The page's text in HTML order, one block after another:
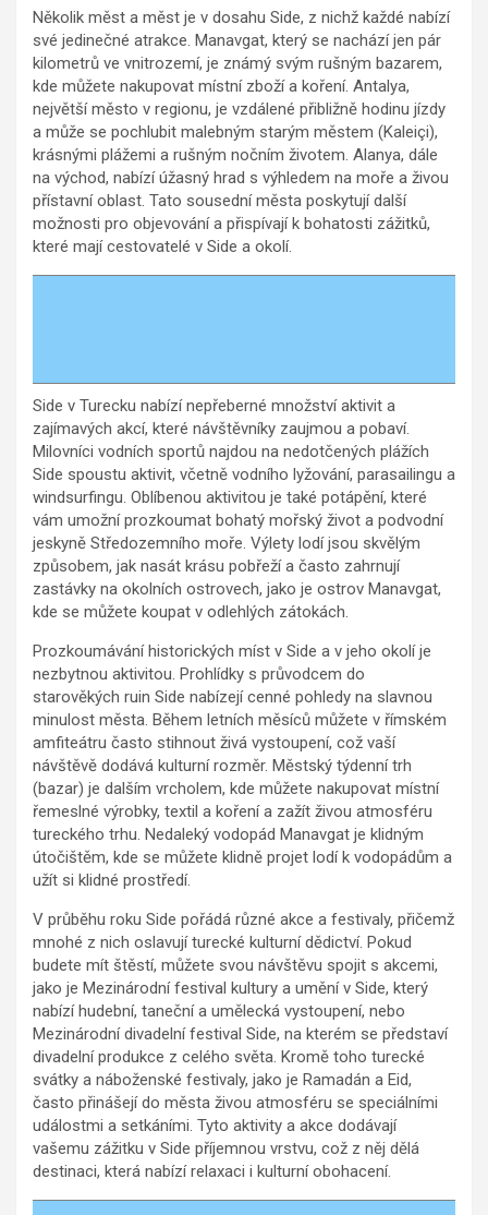
Několik měst a měst je v dosahu Side, z nichž každé nabízí
své jedinečné atrakce. Manavgat, který se nachází jen pár
kilometrů ve vnitrozemí, je známý svým rušným bazarem,
kde můžete nakupovat místní zboží a koření. Antalya,
největší město v regionu, je vzdálené přibližně hodinu jízdy
a může se pochlubit malebným starým městem (Kaleiçi),
krásnými plážemi a rušným nočním životem. Alanya, dále
na východ, nabízí úžasný hrad s výhledem na moře a živou
přístavní oblast. Tato sousední města poskytují další
možnosti pro objevování a přispívají k bohatosti zážitků,
které mají cestovatelé v Side a okolí.
Side v Turecku nabízí nepřeberné množství aktivit a
zajímavých akcí, které návštěvníky zaujmou a pobaví.
Milovníci vodních sportů najdou na nedotčených plážích
Side spoustu aktivit, včetně vodního lyžování, parasailingu a
windsurfingu. Oblíbenou aktivitou je také potápění, které
vám umožní prozkoumat bohatý mořský život a podvodní
jeskyně Středozemního moře. Výlety lodí jsou skvělým
způsobem, jak nasát krásu pobřeží a často zahrnují
zastávky na okolních ostrovech, jako je ostrov Manavgat,
kde se můžete koupat v odlehlých zátokách.
Prozkoumávání historických míst v Side a v jeho okolí je
nezbytnou aktivitou. Prohlídky s průvodcem do
starověkých ruin Side nabízejí cenné pohledy na slavnou
minulost města. Během letních měsíců můžete v římském
amfiteátru často stihnout živá vystoupení, což vaší
návštěvě dodává kulturní rozměr. Městský týdenní trh
(bazar) je dalším vrcholem, kde můžete nakupovat místní
řemeslné výrobky, textil a koření a zažít živou atmosféru
tureckého trhu. Nedaleký vodopád Manavgat je klidným
útočištěm, kde se můžete klidně projet lodí k vodopádům a
užít si klidné prostředí.
V průběhu roku Side pořádá různé akce a festivaly, přičemž
mnohé z nich oslavují turecké kulturní dědictví. Pokud
budete mít štěstí, můžete svou návštěvu spojit s akcemi,
jako je Mezinárodní festival kultury a umění v Side, který
nabízí hudební, taneční a umělecká vystoupení, nebo
Mezinárodní divadelní festival Side, na kterém se představí
divadelní produkce z celého světa. Kromě toho turecké
svátky a náboženské festivaly, jako je Ramadán a Eid,
často přinášejí do města živou atmosféru se speciálními
událostmi a setkáními. Tyto aktivity a akce dodávají
vašemu zážitku v Side příjemnou vrstvu, což z něj dělá
destinaci, která nabízí relaxaci i kulturní obohacení.